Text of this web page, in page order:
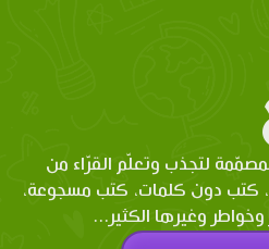
لتجذب وتعلّم القرّاء من
كتب دون كلمات، كتب مسجوعة،
وغيرها الكثير...